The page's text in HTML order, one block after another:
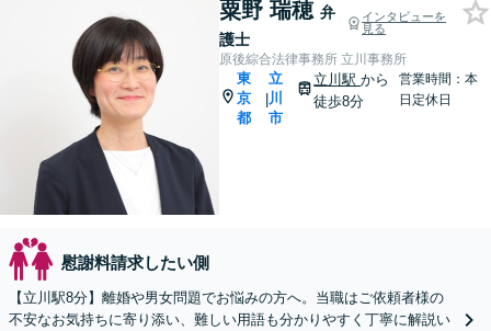
粟野 瑞穂 弁
護士
インタビューを
見る
原後綜合法律事務所 立川事務所
東
京
都
|
立
川
市
立川駅から
徒歩8分
営業時間：本
日定休日
慰謝料請求したい側
【立川駅8分】離婚や男女問題でお悩みの方へ。当職はご依頼者様の
不安なお気持ちに寄り添い、難しい用語も分かりやすく丁寧に解説い